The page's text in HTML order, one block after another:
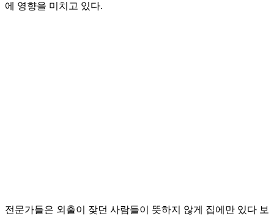
에 영향을 미치고 있다.
전문가들은 외출이 잦던 사람들이 뜻하지 않게 집에만 있다 보